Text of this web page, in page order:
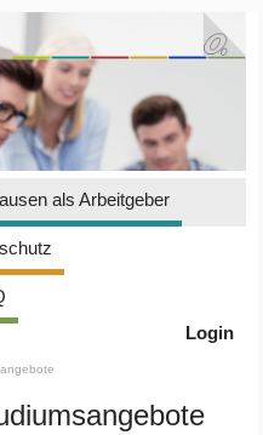
als Arbeitgeber
Login